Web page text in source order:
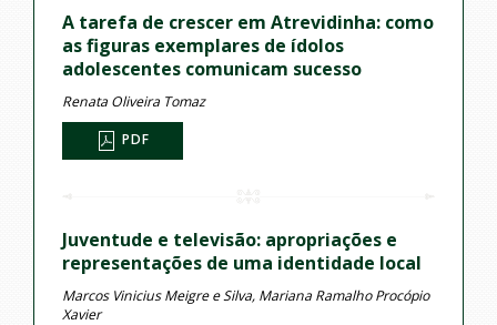
A tarefa de crescer em Atrevidinha: como
as figuras exemplares de ídolos
adolescentes comunicam sucesso
Renata Oliveira Tomaz
PDF
Juventude e televisão: apropriações e
representações de uma identidade local
Marcos Vinicius Meigre e Silva, Mariana Ramalho Procópio
Xavier